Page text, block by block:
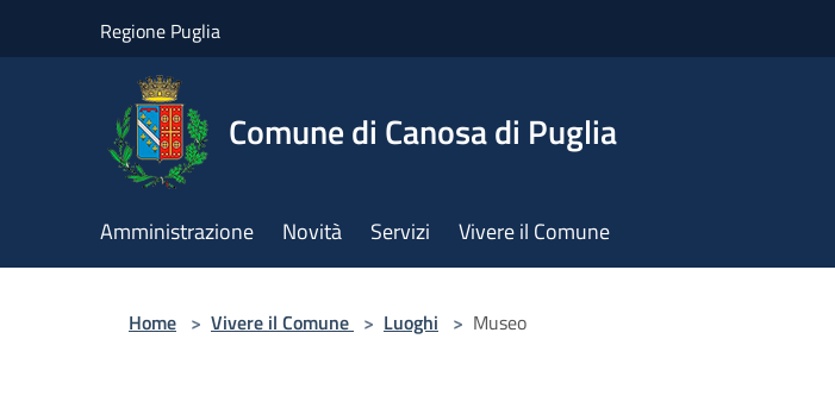
Regione Puglia
Comune di Canosa di Puglia
Amministrazione Novità Servizi Vivere il Comune
Home > Vivere il Comune > Luoghi > Museo